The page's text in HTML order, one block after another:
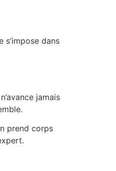
s’impose dans
jamais
prend corps